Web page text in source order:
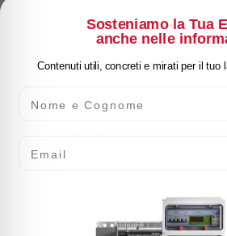
Sosteniamo la Tua
anche nelle
Contenuti utili, concreti e mirati per il tuo